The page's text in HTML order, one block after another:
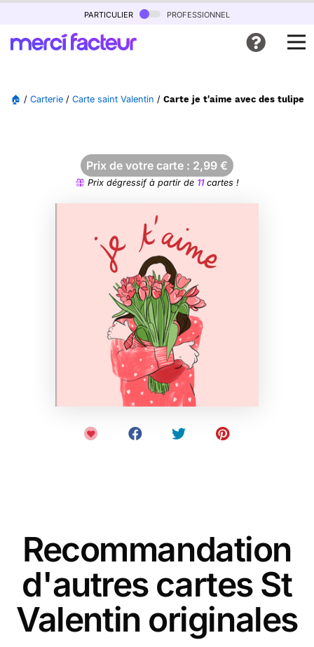
particulier professionnel
🏠 / Carterie / Carte saint Valentin / Carte je t'aime avec des tulipes
Prix de votre carte : 2,99 €
Prix dégressif à partir de 11cartes !
Recommandation
d'autres cartes St
Valentin originales